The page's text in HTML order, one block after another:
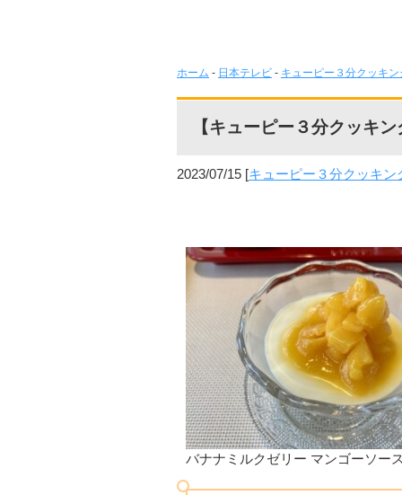
ホーム - 日本テレビ - キューピー３分クッキン
【キューピー３分クッキ
2023/07/15 [キューピー３分クッキン
バナナミルクゼリー マンゴーソー